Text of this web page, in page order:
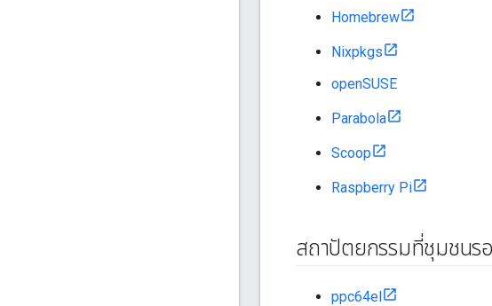
Homebrew
Nixpkgs
openSUSE
Parabola
Scoop
Raspberry Pi
สถาปัตยกรรมที่ชุมชนร
ppc64el